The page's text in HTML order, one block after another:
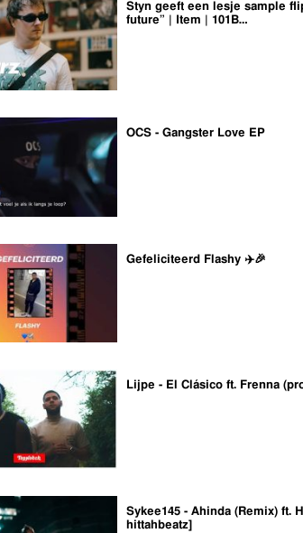
Styn geeft een lesje sample
future” | Item | 101B…
OCS - Gangster Love EP
Gefeliciteerd Flashy ✈️🎉
Lijpe - El Clásico ft. Frenna
Sykee145 - Ahinda (Remix) ft.
hittahbeatz]